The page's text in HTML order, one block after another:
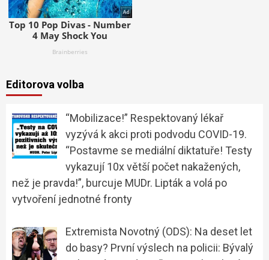
Editorova volba
“Mobilizace!” Respektovaný lékař
vyzývá k akci proti podvodu COVID-19.
“Postavme se mediální diktatuře! Testy
vykazují 10x větší počet nakažených,
než je pravda!”, burcuje MUDr. Lipták a volá po
vytvoření jednotné fronty
Extremista Novotný (ODS): Na deset let
do basy? První výslech na policii: Bývalý